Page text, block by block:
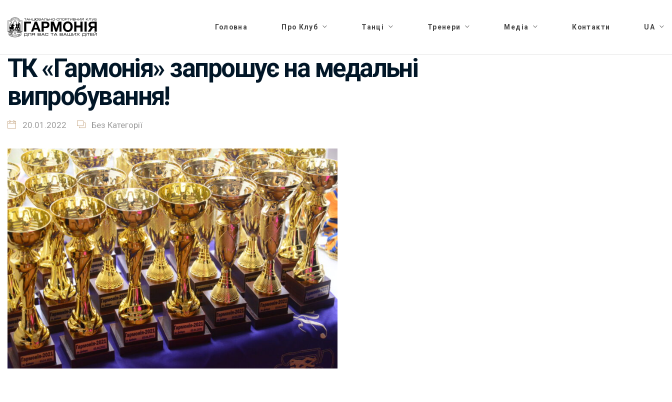
Головна Про Клуб Танці Тренери Медіа Контакти UA
ТК «Гармонія» запрошує на медальні
випробування!
20.01.2022 Без Категорії